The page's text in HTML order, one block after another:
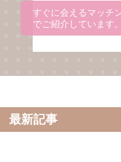
すぐに会えるマッチ
でご紹介しています
出会える理由を解説
最新記事